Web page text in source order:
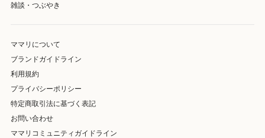
雑談・つぶやき
ママリについて
ブランドガイドライン
利用規約
プライバシーポリシー
特定商取引法に基づく表記
お問い合わせ
ママリコミュニティガイドライン